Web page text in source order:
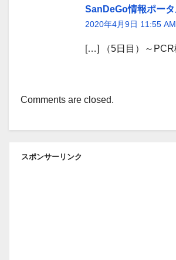
SanDeGo情報ポー
2020年4月9日 11:55 AM
[…] （5日目）～
Comments are closed.
スポンサーリンク